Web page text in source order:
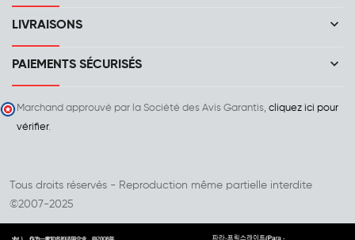
LIVRAISONS keyboard_arrow_down
PAIEMENTS SÉCURISÉS keyboard_arrow_down
Marchand approuvé par la Société des Avis Garantis, cliquez ici pour
vérifier.
Tous droits réservés - Reproduction même partielle interdite
©2007-2025